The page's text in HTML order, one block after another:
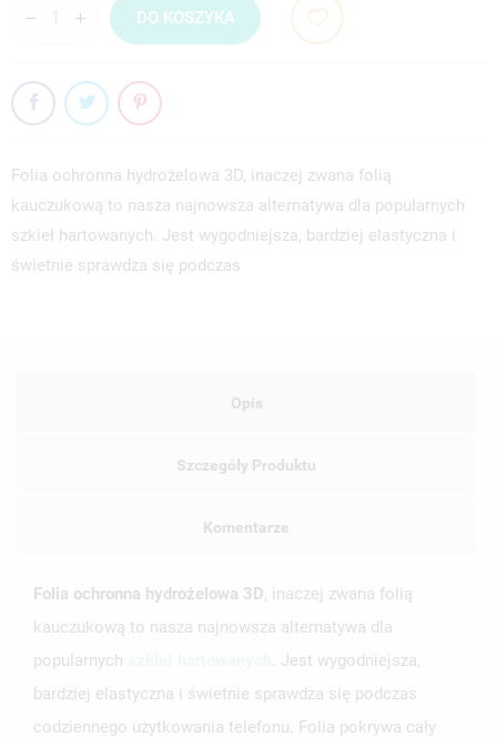
DO KOSZYKA
Folia ochronna hydrożelowa 3D, inaczej zwana folią
kauczukową to nasza najnowsza alternatywa dla popularnych
szkieł hartowanych. Jest wygodniejsza, bardziej elastyczna i
świetnie sprawdza się podczas
Opis
Szczegóły Produktu
Komentarze
Folia ochronna hydrożelowa 3D, inaczej zwana folią
kauczukową to nasza najnowsza alternatywa dla
popularnych
. Jest wygodniejsza,
bardziej elastyczna i świetnie sprawdza się podczas
codziennego użytkowania telefonu. Folia pokrywa cały